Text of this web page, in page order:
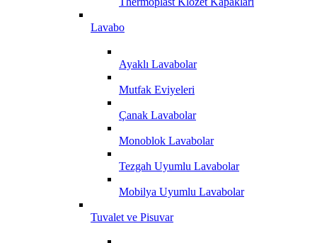
Lavabo
Ayaklı Lavabolar
Mutfak Eviyeleri
Çanak Lavabolar
Monoblok Lavabolar
Tezgah Uyumlu Lavabolar
Mobilya Uyumlu Lavabolar
Tuvalet ve Pisuvar